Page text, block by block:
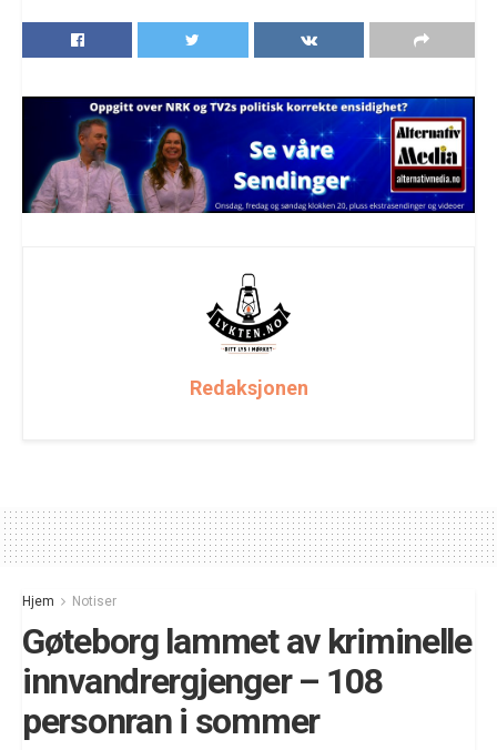
Redaksjonen
Hjem Notiser
Gøteborg lammet av kriminelle
innvandrergjenger – 108
personran i sommer